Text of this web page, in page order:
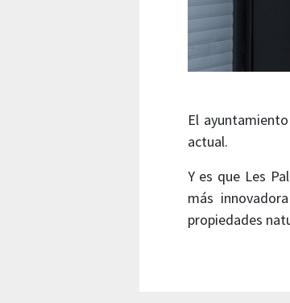
El
actual.
Y es que Les
más
propiedades